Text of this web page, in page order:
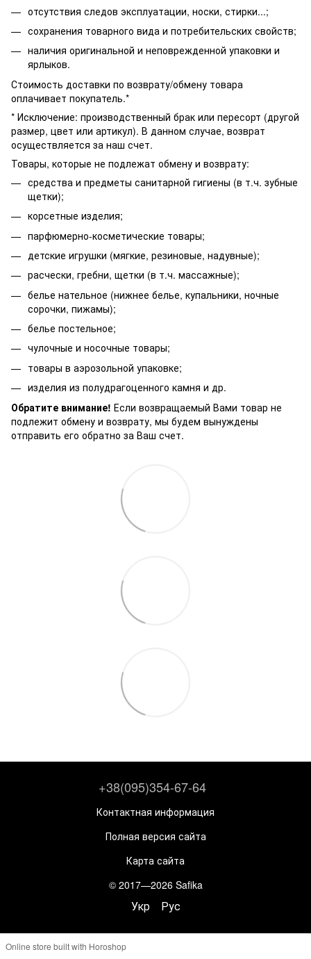
отсутствия следов эксплуатации, носки, стирки...;
сохранения товарного вида и потребительских свойств;
наличия оригинальной и неповрежденной упаковки и
ярлыков.
Стоимость доставки по возврату/обмену товара
оплачивает покупатель.*
* Исключение: производственный брак или пересорт (другой
размер, цвет или артикул). В данном случае, возврат
осуществляется за наш счет.
Товары, которые не подлежат обмену и возврату:
средства и предметы санитарной гигиены (в т.ч. зубные
щетки);
корсетные изделия;
парфюмерно-косметические товары;
детские игрушки (мягкие, резиновые, надувные);
расчески, гребни, щетки (в т.ч. массажные);
белье нательное (нижнее белье, купальники, ночные
сорочки, пижамы);
белье постельное;
чулочные и носочные товары;
товары в аэрозольной упаковке;
изделия из полудрагоценного камня и др.
Обратите внимание! Если возвращаемый Вами товар не
подлежит обмену и возврату, мы будем вынуждены
отправить его обратно за Ваш счет.
+38(095)354-67-64
Контактная информация
Полная версия сайта
Карта сайта
© 2017—2026 Safika
Укр Рус
Online store built with Horoshop